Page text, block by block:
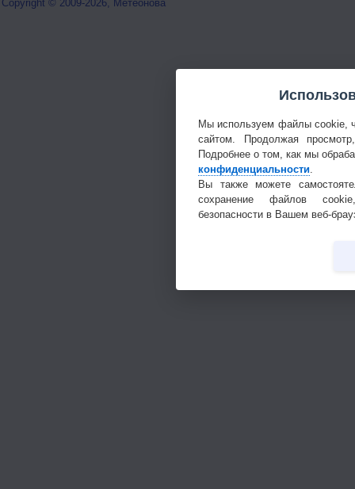
Copyright © 2009-2026, Метеонова
Мы используем файлы cookie,
сайтом. Продолжая
Подробнее о том, как мы
конфиденциальности.
Вы также можете
сохранение файлов
безопасности в Вашем веб-